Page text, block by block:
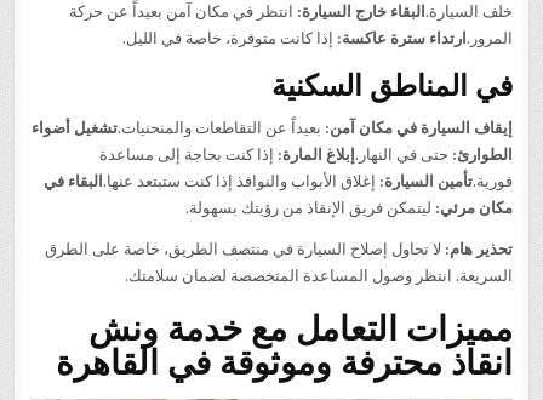
خلف السيارة.البقاء خارج السيارة: انتظر في مكان آمن بعيداً عن حركة
المرور.ارتداء سترة عاكسة: إذا كانت متوفرة، خاصة في الليل.
في المناطق السكنية
إيقاف السيارة في مكان آمن: بعيداً عن التقاطعات والمنحنيات.تشغيل أضواء
الطوارئ: حتى في النهار. إبلاغ المارة: إذا كنت بحاجة إلى مساعدة
فورية.تأمين السيارة: إغلاق الأبواب والنوافذ إذا كنت ستبتعد عنها. البقاء في
مكان مرئي: ليتمكن فريق الإنقاذ من رؤيتك بسهولة.
تحذير هام: لا تحاول إصلاح السيارة في منتصف الطريق، خاصة على الطرق
السريعة. انتظر وصول المساعدة المتخصصة لضمان سلامتك.
مميزات التعامل مع خدمة ونش
انقاذ محترفة وموثوقة في القاهرة